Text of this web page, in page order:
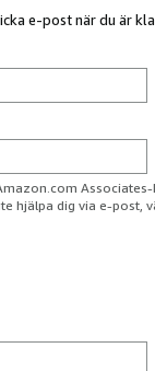
e-post när du är
hjälpa dig via e-post,